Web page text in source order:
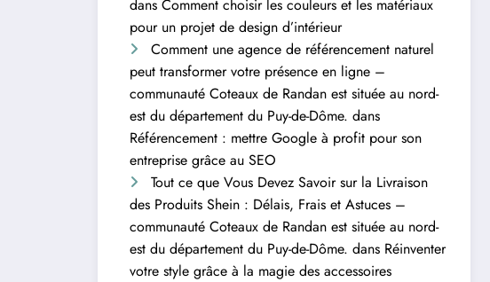
dansComment choisir les couleurs et les matériaux
pour un projet de design d’intérieur
Comment une agence de référencement naturel
peut transformer votre présence en ligne –
communauté Coteaux de Randan est située au nord-
est du département du Puy-de-Dôme. dans
Référencement : mettre Google à profit pour son
entreprise grâce au SEO
Tout ce que Vous Devez Savoir sur la Livraison
des Produits Shein : Délais, Frais et Astuces –
communauté Coteaux de Randan est située au nord-
est du département du Puy-de-Dôme. dans Réinventer
votre style grâce à la magie des accessoires